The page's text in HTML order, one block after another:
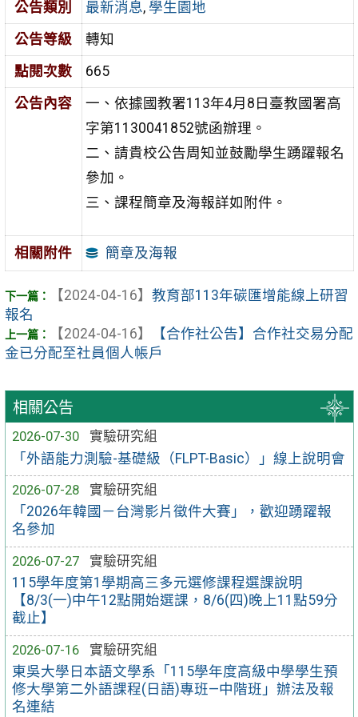
相關公告
2026-07-30
實驗研究組
「外語能力測驗-基礎級（FLPT-Basic）」線上說明會
2026-07-28
實驗研究組
「2026年韓國－台灣影片徵件大賽」，歡迎踴躍報
名參加
2026-07-27
實驗研究組
115學年度第1學期高三多元選修課程選課說明
【8/3(一)中午12點開始選課，8/6(四)晚上11點59分
截止】
2026-07-16
實驗研究組
東吳大學日本語文學系「115學年度高級中學學生預
修大學第二外語課程(日語)專班—中階班」辦法及報
名連結
公告類別 最新消息, 學生園地
公告等級
轉知
點閱次數
665
公告內容
一、依據國教署113年4月8日臺教國署高
字第1130041852號函辦理。
二、請貴校公告周知並鼓勵學生踴躍報名
參加。
三、課程簡章及海報詳如附件。
相關附件 簡章及海報
【2024-04-16】 教育部113年碳匯增能線上研習
報名
【2024-04-16】
【合作社公告】合作社交易分配
金已分配至社員個人帳戶